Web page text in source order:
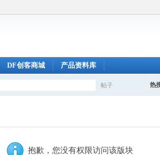
DF创客商城 产品资料库
帖子 热
抱歉，您没有权限访问该版块